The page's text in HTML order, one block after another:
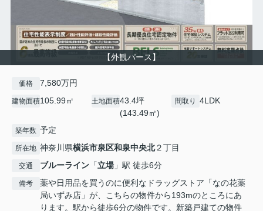
【外観パース】
価格 7,580万円
建物面積105.99㎡ 土地面積43.4坪
(143.49㎡)
間取り 4LDK
築年数 予定
所在地 神奈川県横浜市泉区和泉中央北２丁目
交通 ブルーライン 「立場」駅 徒歩6分
備考
薬や日用品を買うのに便利なドラッグストア「なの花薬
局いずみ店」が、こちらの物件から193mのところにあ
ります。駅から徒歩6分の物件です。新築戸建ての物件